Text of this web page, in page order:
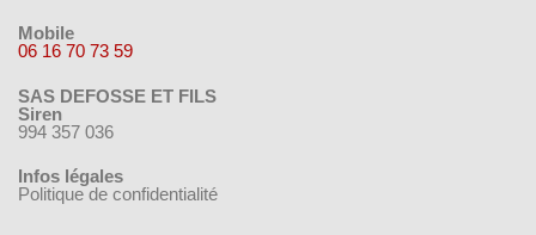
Mobile
06 16 70 73 59
SAS DEFOSSE ET FILS
Siren
994 357 036
Infos légales
Politique de confidentialité